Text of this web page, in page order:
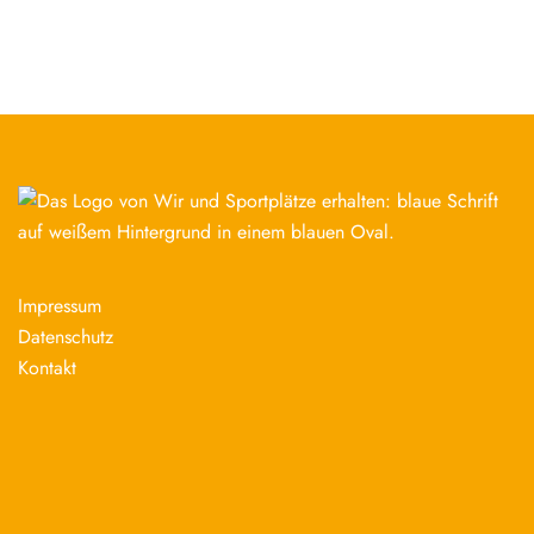
Impressum
Datenschutz
Kontakt